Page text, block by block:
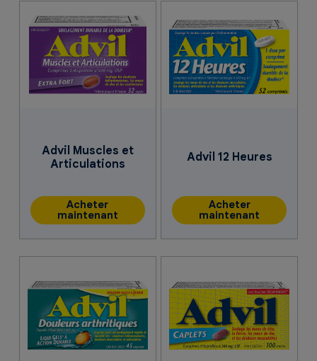
Advil Muscles et
Articulations
Acheter
maintenant
Advil 12 Heures
Acheter
maintenant